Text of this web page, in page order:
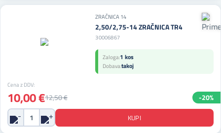
ZRAČNICA 14
2,50/2,75-14 ZRAČNICA TR4
30006867
Zaloga:1 kos
Dobava:takoj
Cena z DDV:
10,00 €12,50 € -20%